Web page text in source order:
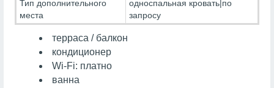
Тип дополнительного
места
односпальная кровать|по
запросу
терраса / балкон
кондиционер
Wi-Fi: платно
ванна